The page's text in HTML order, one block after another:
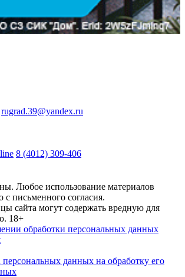
rugrad.39@yandex.ru
8 (4012) 309-406
Любое использование материалов
с письменного согласия.
сайта могут содержать вредную для
18+
обработки персональных данных
персональных данных на обработку его